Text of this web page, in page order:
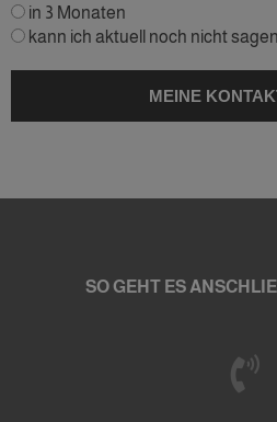
in 3 Monaten
kann ich aktuell noch nicht sagen
SO GEHT ES